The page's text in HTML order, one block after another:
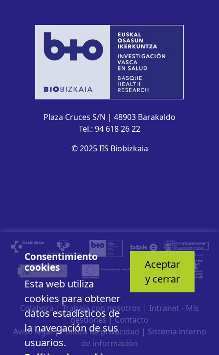
Plaza Cruces S/N | 48903 Barakaldo
Tel.: 94 618 26 22
© 2025 IIS Biobizkaia
Consentimiento
cookies
Esta web utiliza
cookies para obtener
datos estadísticos de
la navegación de sus
usuarios.
Aceptar
y cerrar
Colabora | Trabaja con nosotros | Intranet - Mis
gestiones |Contacto
Aviso legal|Política de privacidad | Sistema interno
de información